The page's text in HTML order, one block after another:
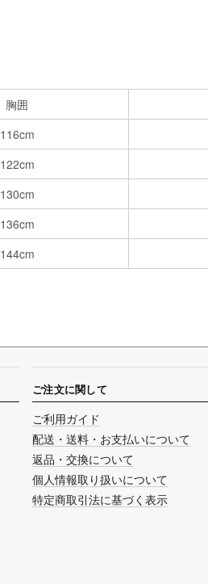
胸囲
116cm
122cm
130cm
136cm
144cm
ご注文に関して
ご利用ガイド
配送・送料・お支払いについて
返品・交換について
個人情報取り扱いについて
特定商取引法に基づく表示